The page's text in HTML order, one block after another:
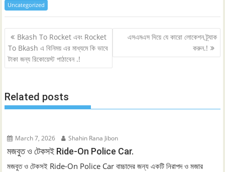
Uncategorized
Post
navigation
Bkash To Rocket এবং Rocket
To Bkash এ বিনিময় এর মাধ্যমে কি ভাবে
টাকা জন্য রিকোয়েস্ট পাঠাবেন .!
এসএমএস দিয়ে যে কারো লোকেশন ট্র্যাক
করুন.!
Related posts
March 7, 2026 Shahin Rana Jibon
মজবুত ও টেকসই Ride-On Police Car.
মজবুত ও টেকসই Ride-On Police Car বাচ্চাদের জন্য একটি নিরাপদ ও মজার